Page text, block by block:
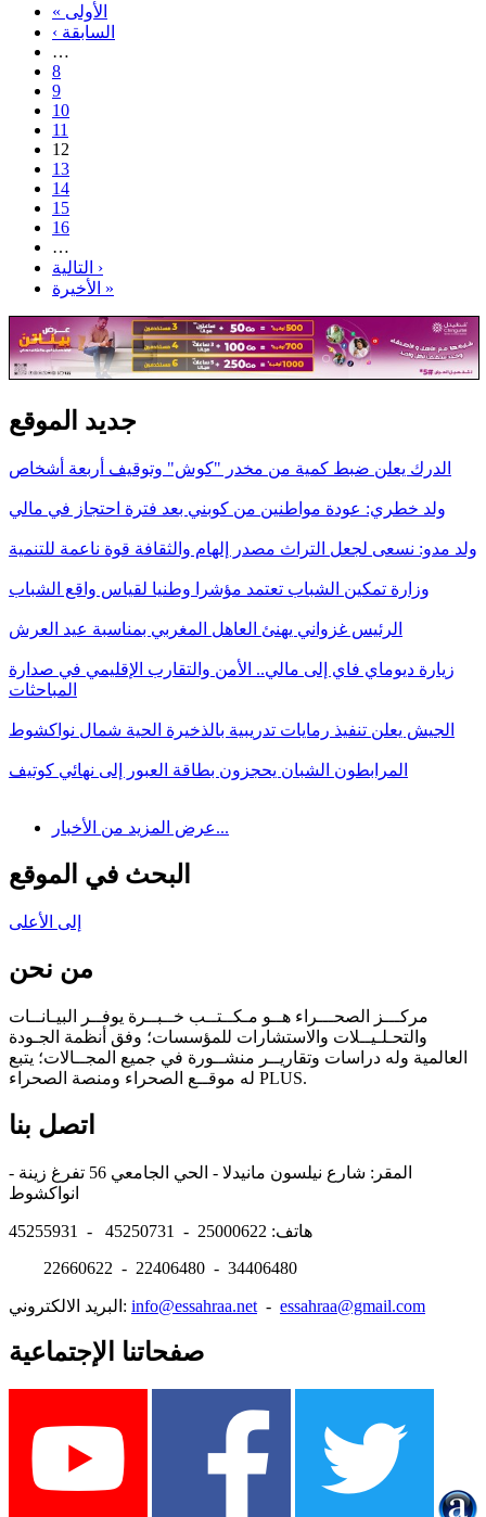
« الأولى
‹ السابقة
…
8
9
10
11
12
13
14
15
16
…
التالية ›
الأخيرة »
جديد الموقع
الدرك يعلن ضبط كمية من مخدر "كوش" وتوقيف أربعة أشخاص
ولد خطري: عودة مواطنين من كوبني بعد فترة احتجاز في مالي
ولد مدو: نسعى لجعل التراث مصدر إلهام والثقافة قوة ناعمة للتنمية
وزارة تمكين الشباب تعتمد مؤشرا وطنيا لقياس واقع الشباب
الرئيس غزواني يهنئ العاهل المغربي بمناسبة عيد العرش
زيارة ديوماي فاي إلى مالي.. الأمن والتقارب الإقليمي في صدارة
المباحثات
الجيش يعلن تنفيذ رمايات تدريبية بالذخيرة الحية شمال نواكشوط
المرابطون الشبان يحجزون بطاقة العبور إلى نهائي كوتيف
عرض المزيد من الأخبار...
البحث في الموقع
إلى الأعلى
من نحن
مركـــز الصحـــراء هــو مـكــتــب خــبــرة يوفــر البيـانــات
والتحـلـيــلات والاستشارات للمؤسسات؛ وفق أنظمة الجـودة
العالمية وله دراسات وتقاريــر منشــورة في جميع المجــالات؛ يتبع
له موقــع الصحراء ومنصة الصحراء PLUS.
اتصل بنا
المقر: شارع نيلسون مانيدلا - الحي الجامعي 56 تفرغ زينة -
هاتف: 25000622 - 45250731 - 45255931
22660622 - 22406480 - 34406480
البريد الالكتروني: info@essahraa.net - essahraa@gmail.com
صفحاتنا الإجتماعية